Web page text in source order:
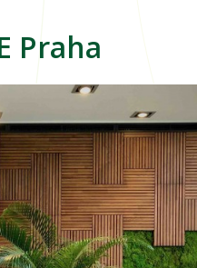
Praha